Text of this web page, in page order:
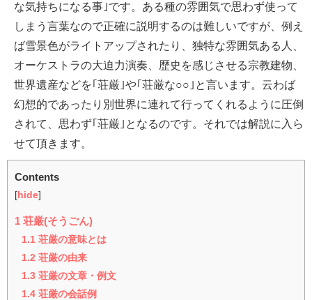
な気持ちになる事｣です。ある種の雰囲気で思わず使って
しまう言葉なので正確に説明するのは難しいですが、例え
ば雪景色がライトアップされたり、独特な雰囲気ある人、
オーケストラの大迫力演奏、歴史を感じさせる宗教建物、
世界遺産などを｢荘厳｣や｢荘厳な○○｣と言います。云わば
幻想的であったり別世界に連れて行ってくれるように圧倒
されて、思わず｢荘厳｣となるのです。それでは解説に入ら
せて頂きます。
Contents
[ hide]
1 荘厳(そうごん)
1.1 荘厳の意味とは
1.2 荘厳の由来
1.3 荘厳の文章・例文
1.4 荘厳の会話例